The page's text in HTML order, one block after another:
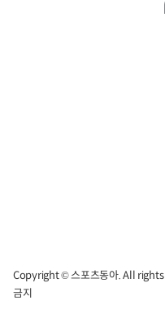
Copyright © 스포츠동아. All rights
금지